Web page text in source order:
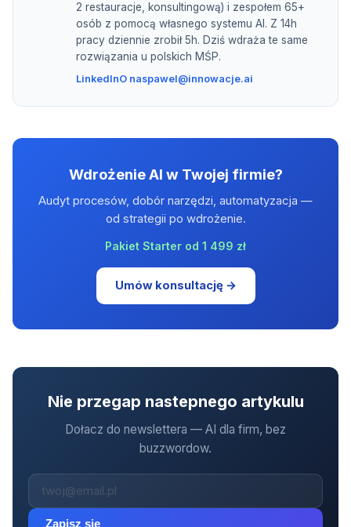
2 restauracje, konsultingową) i zespołem 65+
osób z pomocą własnego systemu AI. Z 14h
pracy dziennie zrobił 5h. Dziś wdraża te same
rozwiązania u polskich MŚP.
LinkedInO naspawel@innowacje.ai
Wdrożenie AI w Twojej firmie?
Audyt procesów, dobór narzędzi, automatyzacja —
od strategii po wdrożenie.
Pakiet Starter od 1 499 zł
Umów konsultację →
Nie przegap nastepnego artykulu
Dołacz do newslettera — AI dla firm, bez
buzzwordow.
Zapisz sie